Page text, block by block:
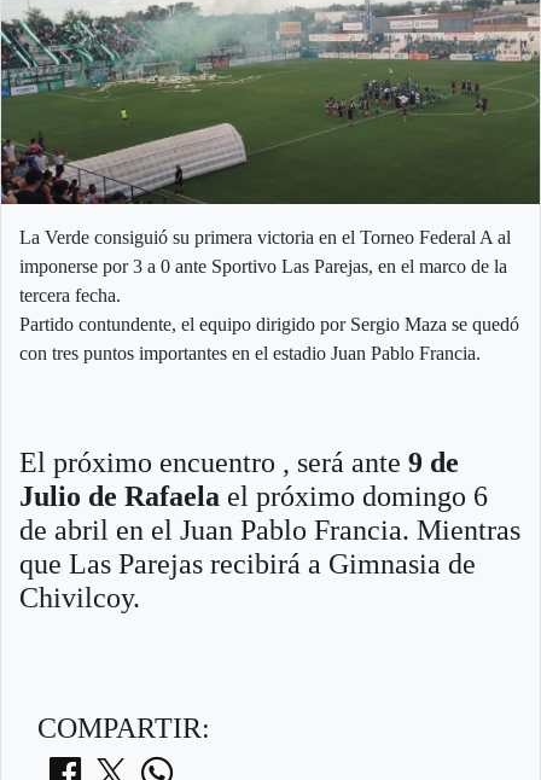
La Verde consiguió su primera victoria en el Torneo Federal A al
imponerse por 3 a 0 ante Sportivo Las Parejas, en el marco de la
tercera fecha.
Partido contundente, el equipo dirigido por Sergio Maza se quedó
con tres puntos importantes en el estadio Juan Pablo Francia.
El próximo encuentro , será ante 9 de
Julio de Rafaela el próximo domingo 6
de abril en el Juan Pablo Francia. Mientras
que Las Parejas recibirá a Gimnasia de
Chivilcoy.
COMPARTIR: